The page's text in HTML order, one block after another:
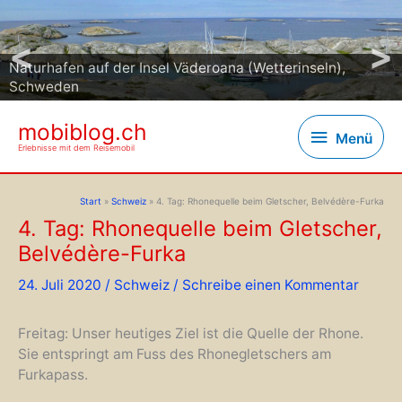
Naturhafen auf der Insel Väderoana (Wetterinseln),
Schweden
< >
mobiblog.ch
Erlebnisse mit dem Reisemobil
Menü
Menü
Start Schweiz 4. Tag: Rhonequelle beim Gletscher, Belvédère-Furka
4. Tag: Rhonequelle beim Gletscher,
Belvédère-Furka
24. Juli 2020 / Schweiz / Schreibe einen Kommentar
Freitag: Unser heutiges Ziel ist die Quelle der Rhone.
Sie entspringt am Fuss des Rhonegletschers am
Furkapass.